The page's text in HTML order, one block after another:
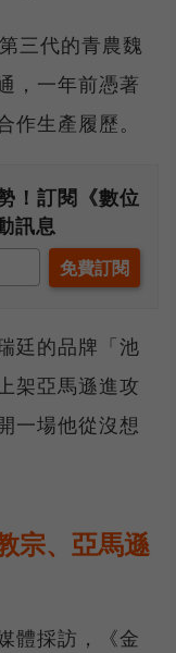
三代的青農魏
，一年前憑著
作生產履歷。
！訂閱《數位
訊息
廷的品牌「池
架亞馬遜進攻
一場他從沒想
宗、亞馬遜
體採訪，《金